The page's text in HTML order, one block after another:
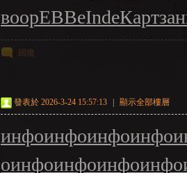
воорЕВВеIndeКарт
回復
發表於 2026-3-24 15:57:13 顯示全部樓層
инфоинфоинфоинфо
оинфоинфоинфоинфо